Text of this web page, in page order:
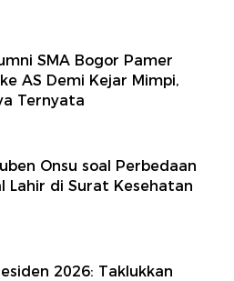
SMA Bogor Pamer
AS Demi Kejar Mimpi,
Ternyata
Onsu soal Perbedaan
Lahir di Surat Kesehatan
2026: Taklukkan